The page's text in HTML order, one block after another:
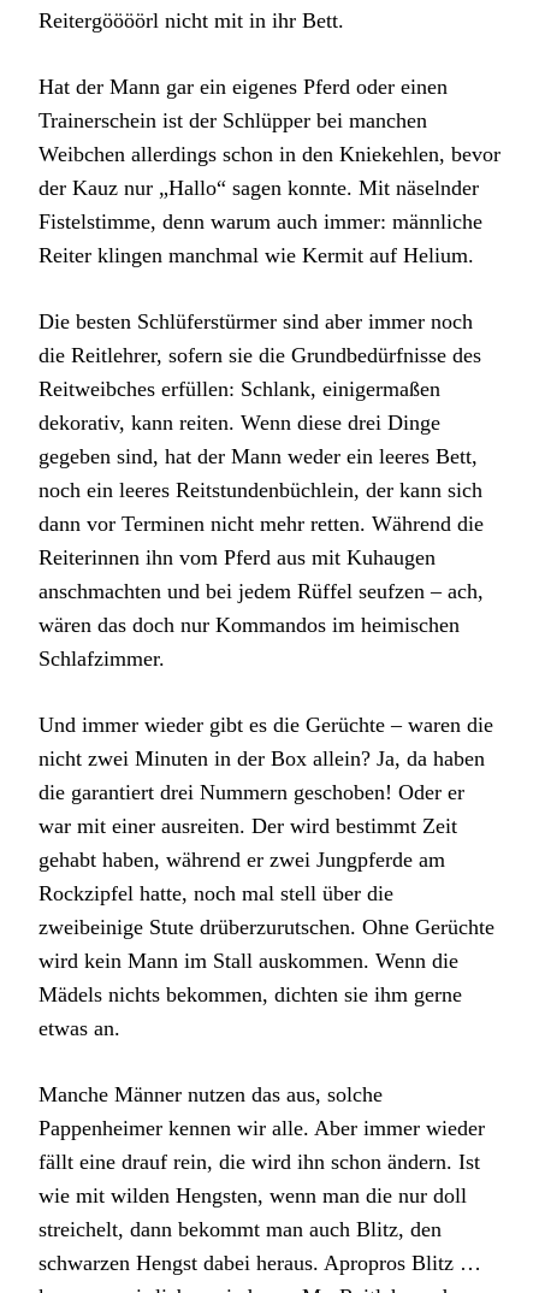
Reitergöööörl nicht mit in ihr Bett.
Hat der Mann gar ein eigenes Pferd oder einen
Trainerschein ist der Schlüpper bei manchen
Weibchen allerdings schon in den Kniekehlen, bevor
der Kauz nur „Hallo“ sagen konnte. Mit näselnder
Fistelstimme, denn warum auch immer: männliche
Reiter klingen manchmal wie Kermit auf Helium.
Die besten Schlüferstürmer sind aber immer noch
die Reitlehrer, sofern sie die Grundbedürfnisse des
Reitweibches erfüllen: Schlank, einigermaßen
dekorativ, kann reiten. Wenn diese drei Dinge
gegeben sind, hat der Mann weder ein leeres Bett,
noch ein leeres Reitstundenbüchlein, der kann sich
dann vor Terminen nicht mehr retten. Während die
Reiterinnen ihn vom Pferd aus mit Kuhaugen
anschmachten und bei jedem Rüffel seufzen – ach,
wären das doch nur Kommandos im heimischen
Schlafzimmer.
Und immer wieder gibt es die Gerüchte – waren die
nicht zwei Minuten in der Box allein? Ja, da haben
die garantiert drei Nummern geschoben! Oder er
war mit einer ausreiten. Der wird bestimmt Zeit
gehabt haben, während er zwei Jungpferde am
Rockzipfel hatte, noch mal stell über die
zweibeinige Stute drüberzurutschen. Ohne Gerüchte
wird kein Mann im Stall auskommen. Wenn die
Mädels nichts bekommen, dichten sie ihm gerne
etwas an.
Manche Männer nutzen das aus, solche
Pappenheimer kennen wir alle. Aber immer wieder
fällt eine drauf rein, die wird ihn schon ändern. Ist
wie mit wilden Hengsten, wenn man die nur doll
streichelt, dann bekommt man auch Blitz, den
schwarzen Hengst dabei heraus. Apropros Blitz …